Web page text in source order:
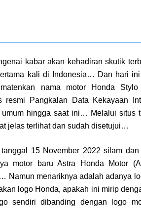
kabar akan kehadiran skutik
kali di Indonesia… Dan hari
nama motor Honda
Pangkalan Data Kekayaan
hingga saat ini… Melalui situs
jelas terlihat dan sudah disetujui…
15 November 2022 silam
motor baru Astra Honda Motor
Namun menariknya adalah adanya
logo Honda, apakah ini mirip
sendiri dibanding dengan logo